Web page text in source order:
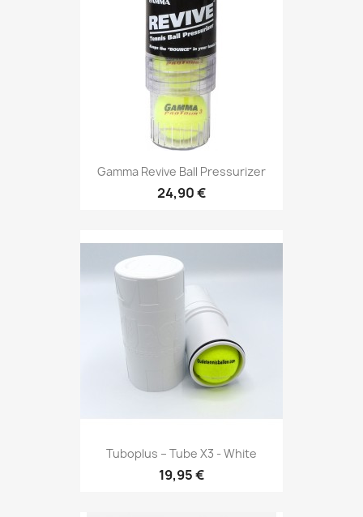
Gamma Revive Ball Pressurizer
24,90 €
Tuboplus – Tube X3 - White
19,95 €